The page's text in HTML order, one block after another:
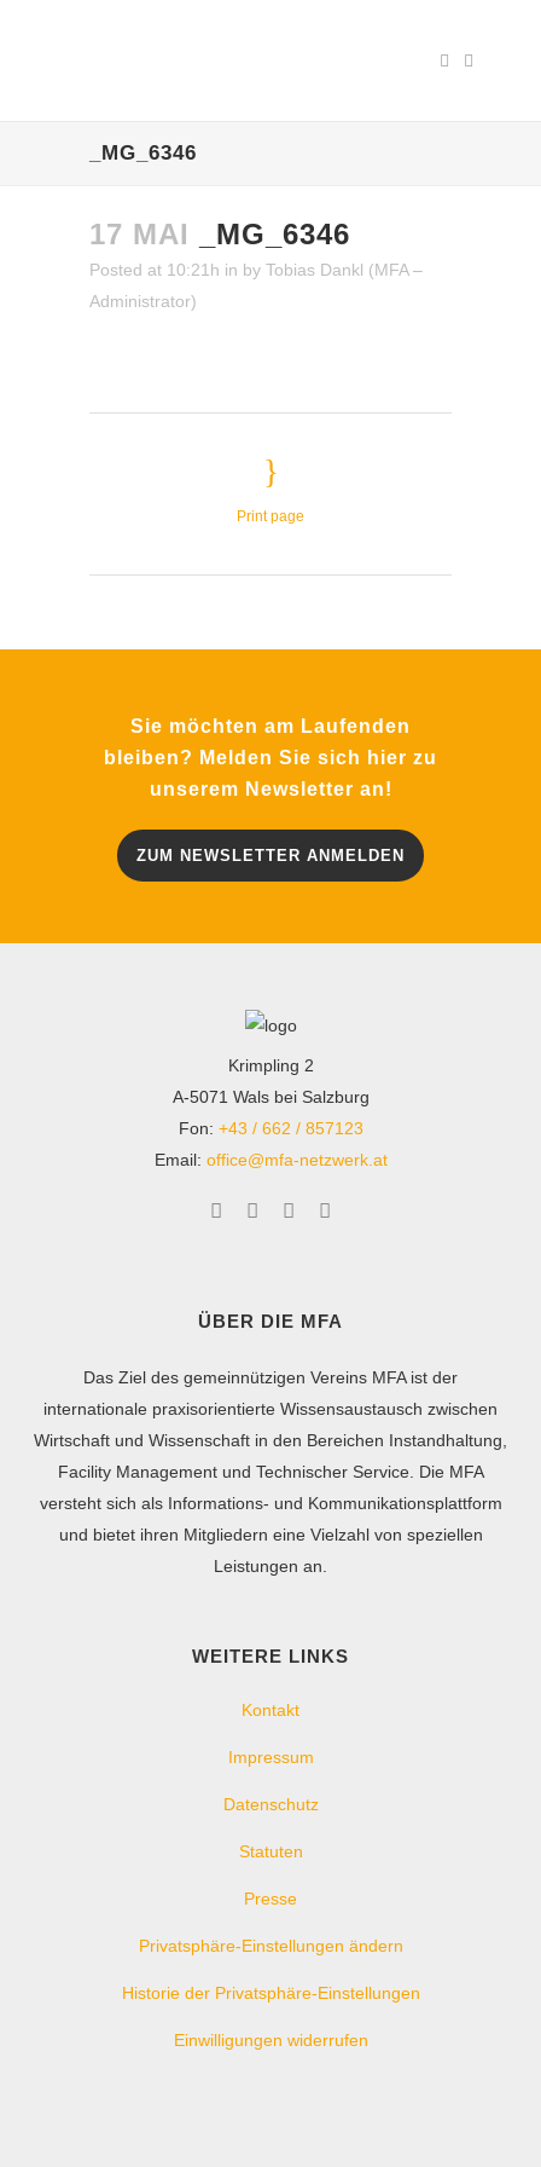
_MG_6346
17 MAI _MG_6346
Posted at 10:21h in by Tobias Dankl (MFA –
Administrator)
Print page
Sie möchten am Laufenden
bleiben? Melden Sie sich hier zu
unserem Newsletter an!
ZUM NEWSLETTER ANMELDEN
Krimpling 2
A-5071 Wals bei Salzburg
Fon: +43 / 662 / 857123
Email: office@mfa-netzwerk.at
ÜBER DIE MFA
Das Ziel des gemeinnützigen Vereins MFA ist der
internationale praxisorientierte Wissensaustausch zwischen
Wirtschaft und Wissenschaft in den Bereichen Instandhaltung,
Facility Management und Technischer Service. Die MFA
versteht sich als Informations- und Kommunikationsplattform
und bietet ihren Mitgliedern eine Vielzahl von speziellen
Leistungen an.
WEITERE LINKS
Kontakt
Impressum
Datenschutz
Statuten
Presse
Privatsphäre-Einstellungen ändern
Historie der Privatsphäre-Einstellungen
Einwilligungen widerrufen